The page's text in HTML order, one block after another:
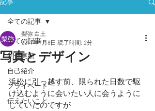
記事
全ての記事
制作実績
自己紹介
プライベート
伝えたいこと
全ての記事
写真とデザイン
梨弥 白土
2017年7月8日 読了時間: 2分
浜松に引っ越す前、限られた日数で駆
け込むように会いたい人に会うように
していたのですが